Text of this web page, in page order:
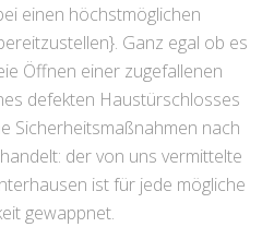
einen höchstmöglichen
Ganz egal ob es
Öffnen einer zugefallenen
defekten Haustürschlosses
Sicherheitsmaßnahmen nach
der von uns vermittelte
ist für jede mögliche
gewappnet.